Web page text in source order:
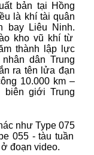
bản tại Hồng
là khí tài quân
bay Liêu Ninh.
kho vũ khí từ
thành lập lực
dân Trung
ra tên lửa đạn
10.000 km–
giới Trung
như Type 075
055- tàu tuần
ở đoạn video.